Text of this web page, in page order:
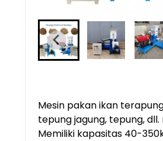
Mesin pakan ikan
tepung jagung, tepung,
Memiliki kapasitas 40-